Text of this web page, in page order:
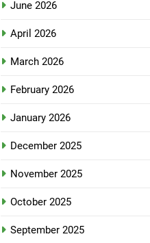
June 2026
April 2026
March 2026
February 2026
January 2026
December 2025
November 2025
October 2025
September 2025